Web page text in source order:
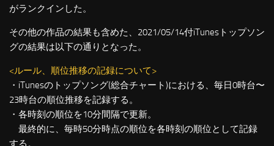
がランクインした。
その他の作品の結果も含めた、2021/05/14付iTunesトップソン
グの結果は以下の通りとなった。
<ルール、順位推移の記録について>
・iTunesのトップソング(総合チャート)における、毎日0時台〜
23時台の順位推移を記録する。
・各時刻の順位を10分間隔で更新。
最終的に、毎時50分時点の順位を各時刻の順位として記録
する。